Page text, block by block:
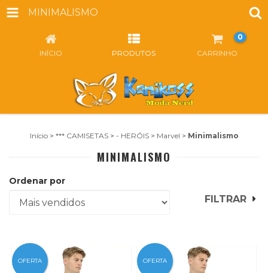
MINIMALISMO
INÍCIO PRODUTOS CARRINHO
0
Início > *** CAMISETAS > - HERÓIS > Marvel > Minimalismo
MINIMALISMO
Ordenar por
FILTRAR
OFERTA OFERTA